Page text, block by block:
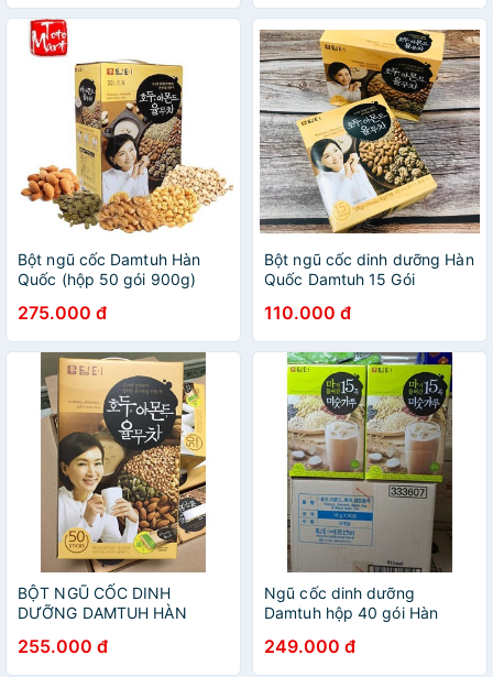
Bột ngũ cốc Damtuh Hàn
Quốc (hộp 50 gói 900g)
275.000 đ
Bột ngũ cốc dinh dưỡng Hàn
Quốc Damtuh 15 Gói
110.000 đ
BỘT NGŨ CỐC DINH
DƯỠNG DAMTUH HÀN
255.000 đ
Ngũ cốc dinh dưỡng
Damtuh hộp 40 gói Hàn
249.000 đ